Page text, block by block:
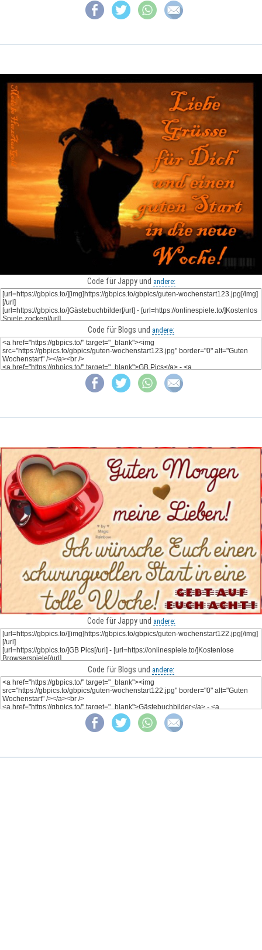
Code für Jappy und andere:
Code für Blogs und andere:
Code für Jappy und andere:
Code für Blogs und andere: